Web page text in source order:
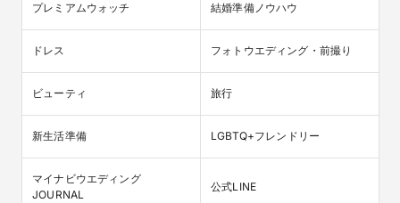
プレミアムウォッチ 結婚準備ノウハウ
ドレス フォトウエディング・前撮り
ビューティ 旅行
新生活準備 LGBTQ+フレンドリー
マイナビウエディング
JOURNAL
公式LINE